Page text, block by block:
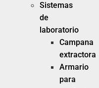
Sistemas
de
laboratorio
Campana
extractora
Armario
para